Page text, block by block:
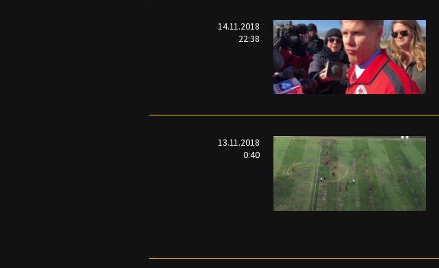
14.11.2018
22:38
13.11.2018
0:40